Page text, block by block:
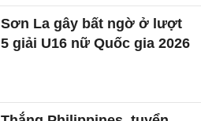
Sơn La gây bất ngờ ở lượt
5 giải U16 nữ Quốc gia 2026